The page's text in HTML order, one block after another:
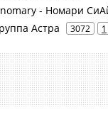
- Номари
Астра 3072 1